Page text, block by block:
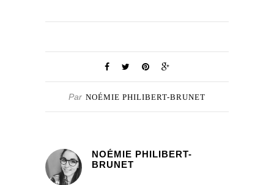
Par NOÉMIE PHILIBERT-BRUNET
NOÉMIE PHILIBERT-
BRUNET